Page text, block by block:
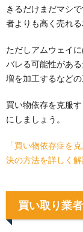
きるだけまだマシ
者よりも高く売れる
ただしアムウェイ
バレる可能性があ
増を加工するなどの
買い物依存を克服
にしましょう。
「買い物依存症を
決の方法を詳しく解
買い取り業